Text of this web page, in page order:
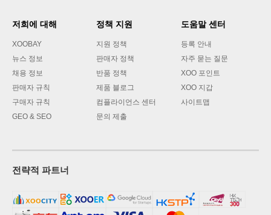
저희에 대해
XOOBAY
뉴스 정보
채용 정보
판매자 규칙
구매자 규칙
GEO & SEO
정책 지원
지원 정책
판매자 정책
반품 정책
제품 블로그
컴플라이언스 센터
문의 제출
도움말 센터
등록 안내
자주 묻는 질문
XOO 포인트
XOO 지갑
사이트맵
전략적 파트너